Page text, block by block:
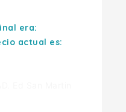
era:
actual es: